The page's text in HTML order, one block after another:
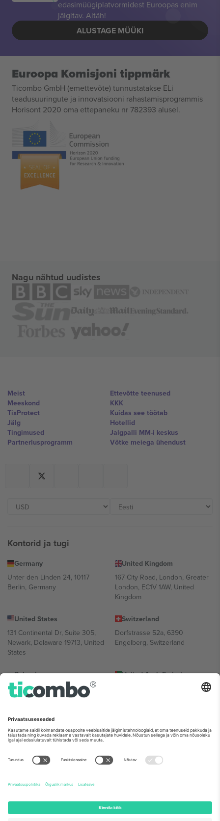
edasimüügiplatvormidest Euroopas enim
jälgitav. Aitäh!
ALUSTAGE MÜÜKI
Euroopa Komisjoni tippmärk
Ticombo GmbH (emettevõte) tunnustatakse ELi
teadusuuringute ja innovatsiooni rahastamisprogrammis
Horisont 2020 oma ettepaneku nr 782393 alusel.
Nagu nähtud uudistes
Meist
Meeskond
TixProtect
Jälg
Tingimused
Partnerlusprogramm
Ettevõtte teenused
KKK
Kuidas see töötab
Hotellid
Jalgpalli MM-i keskus
Võtke meiega ühendust
Kontorid ja tugi
Germany
Unter den Linden 24, 10117
Berlin, Germany
United Kingdom
167 City Road, London, Greater
London, EC1V 1AW, United
Kingdom
United States
131 Continental Dr, Suite 305,
Newark, Delaware 19713, United
States
Switzerland
Dorfstrasse 52a, 6390
Engelberg, Switzerland
Bulgaria
Regus Sofia City West, bul
Totleben 53-55, 1606 Sofia,
United Arab Emirates
UAE Dubai Silicon Oasis, DDP
Mexico
Av Chapultepec 360, Roma
Norte, Cuauhtémoc, 06700
Ciudad de México, CDMX,
sündmusest ja/või domeenist. Detailide jaoks vaata konkreetse
sündmuse lehte, impressumit ja tingimusi.,